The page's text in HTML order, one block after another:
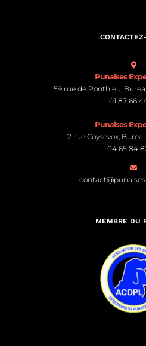
Punaises
59 rue de Ponthieu,
01 87 66
Punaises
2 rue Coysevox,
04 65 84
MEMBRE DU